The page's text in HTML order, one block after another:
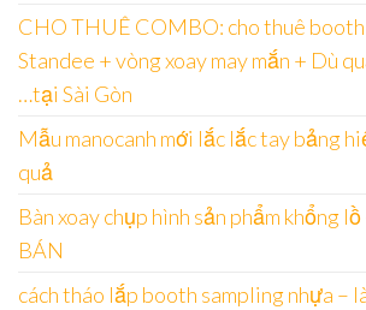
CHO THUÊ COMBO: cho thuê
Standee + vòng xoay may mắn + Dù
…tại Sài Gòn
Mẫu manocanh mới lắc lắc tay bảng
quả
Bàn xoay chụp hình sản phẩm khổng
BÁN
cách tháo lắp booth sampling nhựa –